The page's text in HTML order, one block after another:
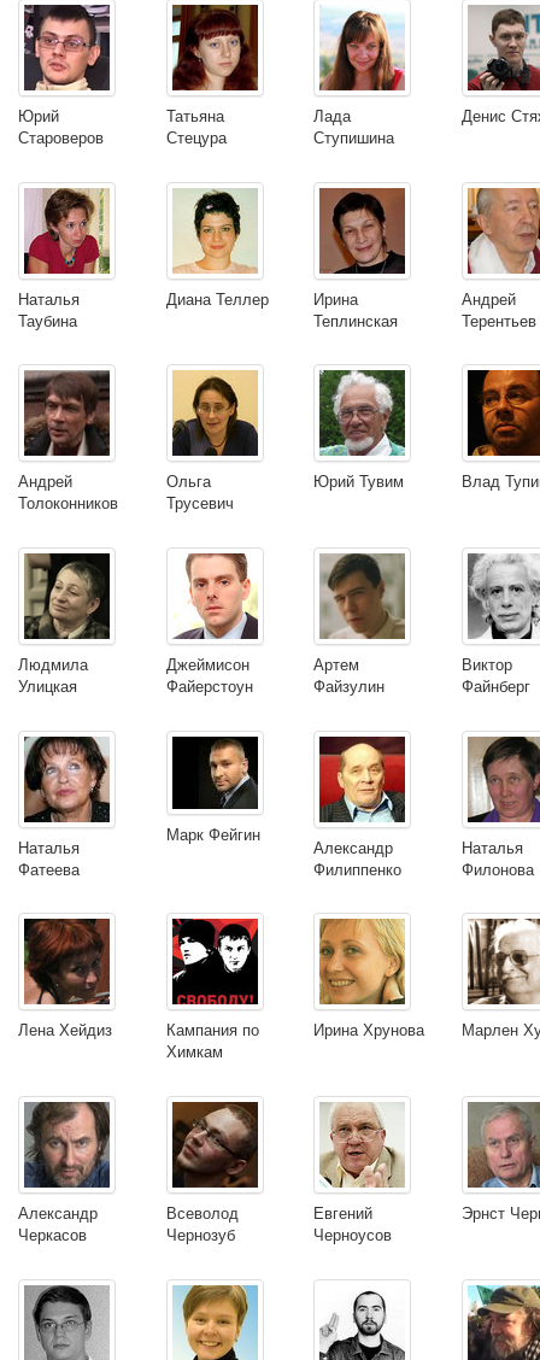
Юрий
Староверов
Татьяна
Стецура
Лада
Ступишина
Денис
Наталья
Таубина
Диана Теллер
Ирина
Теплинская
Андрей
Терентьев
Андрей
Толоконников
Ольга
Трусевич
Юрий Тувим Влад
Людмила
Улицкая
Джеймисон
Файерстоун
Артем
Файзулин
Виктор
Файнберг
Наталья
Фатеева
Марк Фейгин
Александр
Филиппенко
Наталья
Филонова
Лена Хейдиз
Кампания по
Химкам
Ирина Хрунова Марлен
Александр
Черкасов
Всеволод
Чернозуб
Евгений
Черноусов
Эрнст